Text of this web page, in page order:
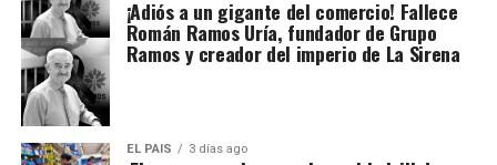
¡Adiós a un gigante del comercio! Fallece
Román Ramos Uría, fundador de Grupo
Ramos y creador del imperio de La Sirena
EL PAIS 3 días ago